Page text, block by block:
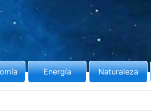
Energía Naturaleza